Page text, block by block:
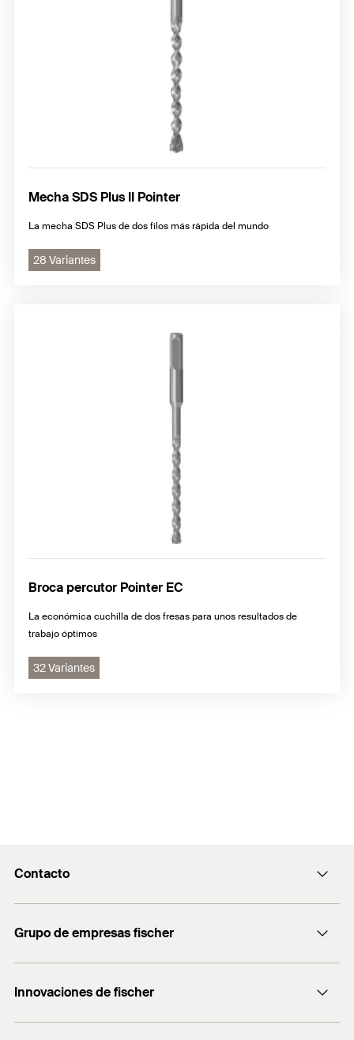
Mecha SDS Plus II Pointer
La mecha SDS Plus de dos filos más rápida del mundo
28 Variantes
Broca percutor Pointer EC
La económica cuchilla de dos fresas para unos resultados de
trabajo óptimos
32 Variantes
Contacto
Recepcion@fischer.com.ar
+54 (11) 4721-7700
Grupo de empresas fischer
fischertechnik
Innovaciones de fischer